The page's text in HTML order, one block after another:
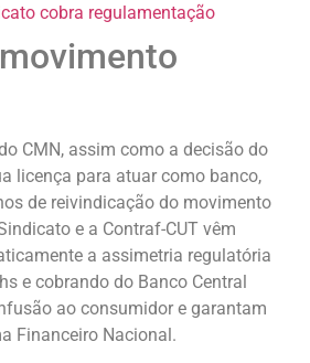
cobra regulamentação
CMN, assim como a decisão do
licença para atuar como banco,
de reivindicação do movimento
e a Contraf-CUT vêm
a assimetria regulatória
e cobrando do Banco Central
ao consumidor e garantam
Financeiro Nacional.